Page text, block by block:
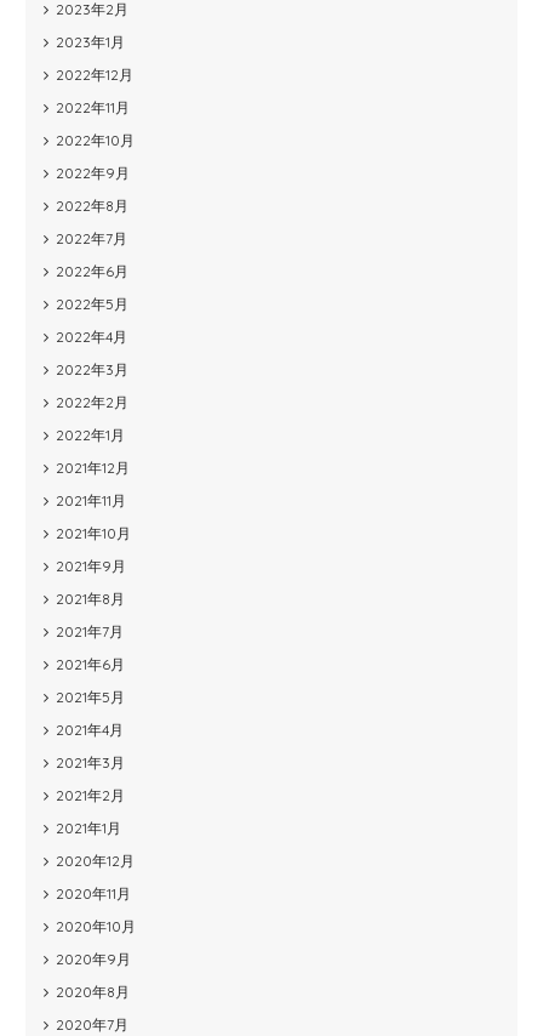
2023年2月
2023年1月
2022年12月
2022年11月
2022年10月
2022年9月
2022年8月
2022年7月
2022年6月
2022年5月
2022年4月
2022年3月
2022年2月
2022年1月
2021年12月
2021年11月
2021年10月
2021年9月
2021年8月
2021年7月
2021年6月
2021年5月
2021年4月
2021年3月
2021年2月
2021年1月
2020年12月
2020年11月
2020年10月
2020年9月
2020年8月
2020年7月